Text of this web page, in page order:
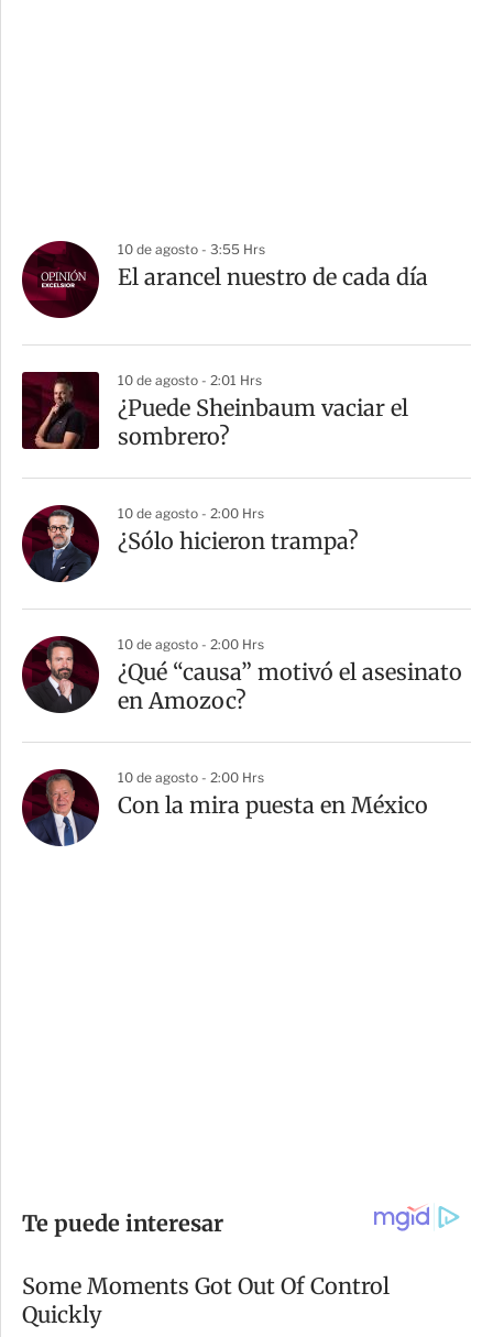
10 de agosto - 3:55 Hrs
El arancel nuestro de cada día
10 de agosto - 2:01 Hrs
¿Puede Sheinbaum vaciar el
sombrero?
10 de agosto - 2:00 Hrs
¿Sólo hicieron trampa?
10 de agosto - 2:00 Hrs
¿Qué “causa” motivó el asesinato
en Amozoc?
10 de agosto - 2:00 Hrs
Con la mira puesta en México